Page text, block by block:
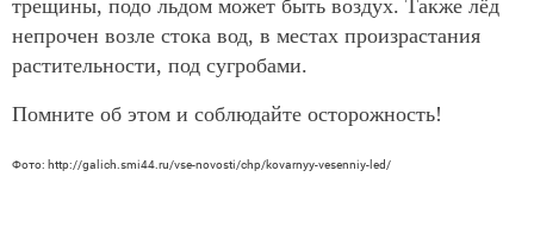
трещины, подо льдом может быть воздух. Также лёд
непрочен возле стока вод, в местах произрастания
растительности, под сугробами.
Помните об этом и соблюдайте осторожность!
Фото: http://galich.smi44.ru/vse-novosti/chp/kovarnyy-vesenniy-led/